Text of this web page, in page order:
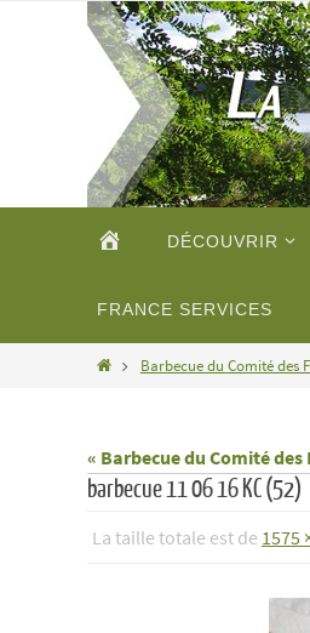
ACCUEILDÉCOUVRIR
FRANCE SERVICES
HomeBarbecue du Comité des
« Barbecue du Comité des
barbecue 11 06 16 KC (52)
La taille totale est de 1575